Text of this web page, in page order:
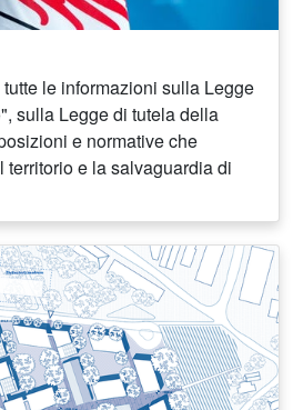
le informazioni sulla Legge
sulla Legge di tutela della
e normative che
e la salvaguardia di